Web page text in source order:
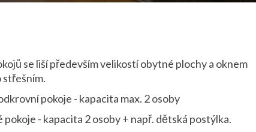
se liší především velikostí obytné plochy a oknem
pokoje - kapacita max. 2 osoby
pokoje - kapacita 2 osoby + např. dětská postýlka.